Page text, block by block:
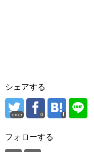
シェアする
error 0
フォローする